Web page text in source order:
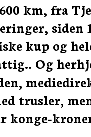
km, fra
siden
kup og
Og
trusler,
konge-